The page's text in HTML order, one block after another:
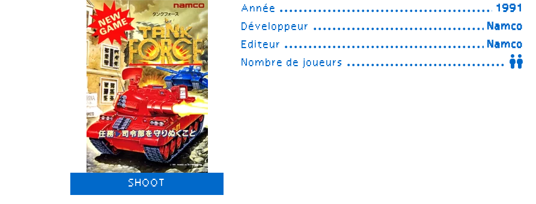
SHOOT
Année
1991
Développeur
Namco
Editeur
Namco
Nombre de joueurs